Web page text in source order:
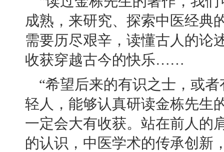
成熟，来研究、探索中医经典
需要历尽艰辛，读懂古人的论
收获穿越古今的快乐……
“希望后来的有识之士，或
轻人，能够认真研读金栋先生
一定会大有收获。站在前人的
的认识，中医学术的传承创新